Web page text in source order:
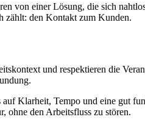
von einer Lösung, die sich
zählt: den Kontakt zum Kunden.
und respektieren die
Klarheit, Tempo und eine gut
ohne den Arbeitsfluss zu stören.